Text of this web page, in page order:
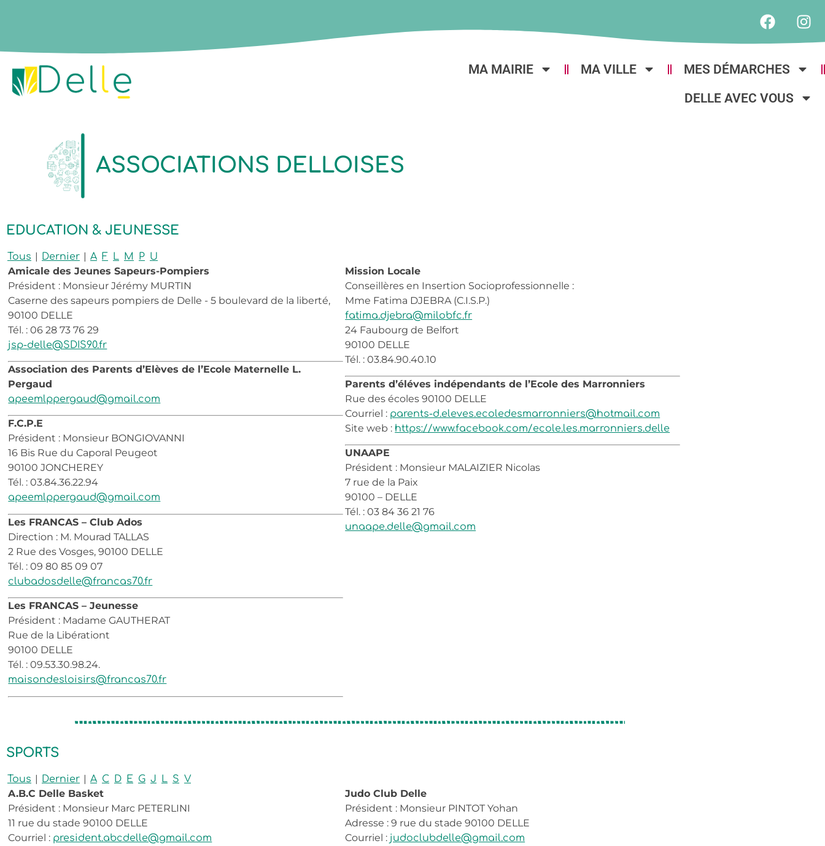
MA MAIRIE MA VILLE
MES DÉMARCHES
DELLE AVEC VOUS
ASSOCIATIONS DELLOISES
EDUCATION & JEUNESSE
Tous | Dernier | A F L M P U
Amicale des Jeunes Sapeurs-Pompiers
Président : Monsieur Jérémy MURTIN
Caserne des sapeurs pompiers de Delle - 5 boulevard de la liberté,
90100 DELLE
Tél. : 06 28 73 76 29
jsp-delle@SDIS90.fr
Association des Parents d’Elèves de l’Ecole Maternelle L.
Pergaud
apeemlppergaud@gmail.com
F.C.P.E
Président : Monsieur BONGIOVANNI
16 Bis Rue du Caporal Peugeot
90100 JONCHEREY
Tél. : 03.84.36.22.94
apeemlppergaud@gmail.com
Les FRANCAS – Club Ados
Direction : M. Mourad TALLAS
2 Rue des Vosges, 90100 DELLE
Tél. : 09 80 85 09 07
clubadosdelle@francas70.fr
Les FRANCAS – Jeunesse
Président : Madame GAUTHERAT
Rue de la Libérationt
90100 DELLE
Tél. : 09.53.30.98.24.
maisondesloisirs@francas70.fr
Mission Locale
Conseillères en Insertion Socioprofessionnelle :
Mme Fatima DJEBRA (C.I.S.P.)
fatima.djebra@milobfc.fr
24 Faubourg de Belfort
90100 DELLE
Tél. : 03.84.90.40.10
Parents d’éléves indépendants de l’Ecole des Marronniers
Rue des écoles 90100 DELLE
Courriel : parents-d.eleves.ecoledesmarronniers@hotmail.com
Site web : https://www.facebook.com/ecole.les.marronniers.delle
UNAAPE
Président : Monsieur MALAIZIER Nicolas
7 rue de la Paix
90100 – DELLE
Tél. : 03 84 36 21 76
unaape.delle@gmail.com
SPORTS
Tous Dernier A C D E G J L S V
A.B.C Delle Basket
Président : Monsieur Marc PETERLINI
11 rue du stade 90100 DELLE
Courriel : president.abcdelle@gmail.com
Judo Club Delle
Président : Monsieur PINTOT Yohan
Adresse : 9 rue du stade 90100 DELLE
Courriel : judoclubdelle@gmail.com